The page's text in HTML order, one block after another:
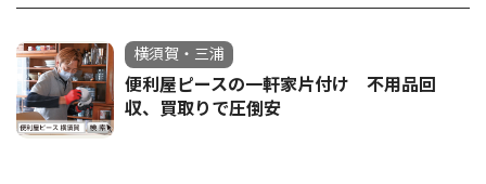
横須賀・三浦
便利屋ピースの一軒家片付け 不用品回
収、買取りで圧倒安